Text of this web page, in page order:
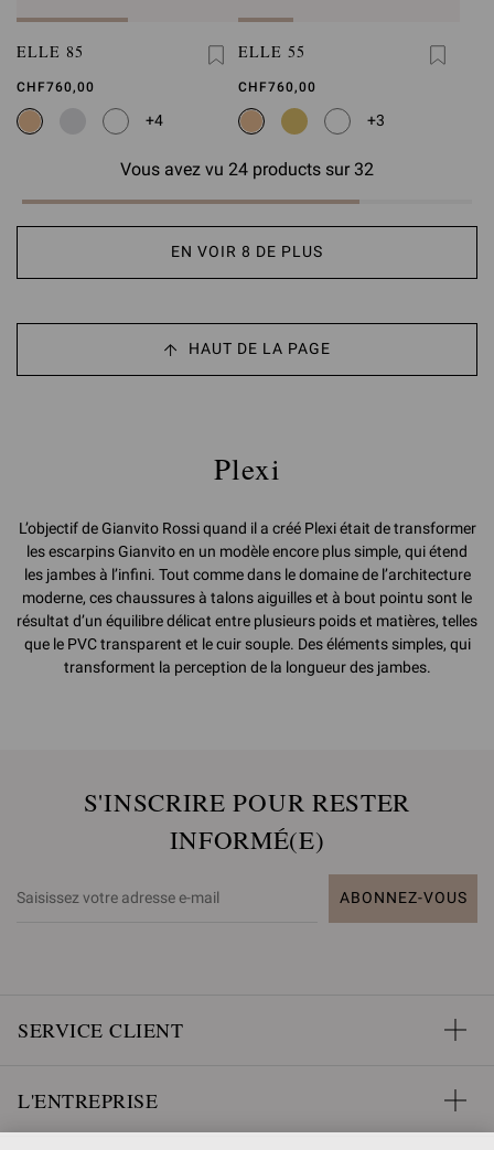
ELLE 85
CHF760,00
+4
ELLE 55
CHF760,00
+3
Vous avez vu 24 products sur 32
EN VOIR 8 DE PLUS
HAUT DE LA PAGE
Plexi
L’objectif de Gianvito Rossi quand il a créé Plexi était de transformer
les escarpins Gianvito en un modèle encore plus simple, qui étend
les jambes à l’infini. Tout comme dans le domaine de l’architecture
moderne, ces chaussures à talons aiguilles et à bout pointu sont le
résultat d’un équilibre délicat entre plusieurs poids et matières, telles
que le PVC transparent et le cuir souple. Des éléments simples, qui
transforment la perception de la longueur des jambes.
S'INSCRIRE POUR RESTER
INFORMÉ(E)
ABONNEZ-VOUS
SERVICE CLIENT
L'ENTREPRISE